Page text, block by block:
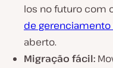
los no futuro com
de gerenciamento
aberto.
Migração fácil: